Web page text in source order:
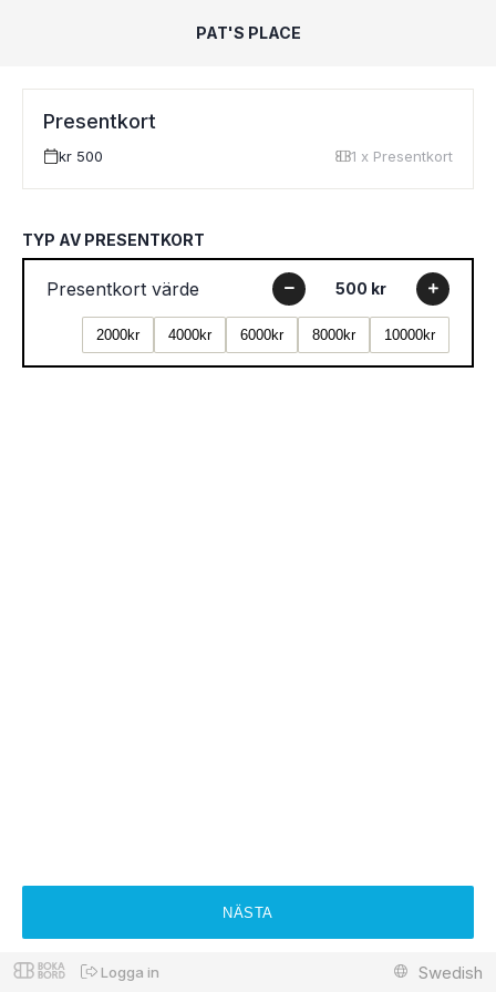
PAT'S PLACE
Presentkort
kr 500 1 x Presentkort
TYP AV PRESENTKORT
Presentkort värde 500 kr
2000kr 4000kr 6000kr 8000kr 10000kr
NÄSTA
Logga in Swedish